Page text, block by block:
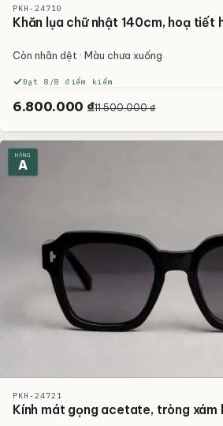
PKH-24710
Khăn lụa chữ nhật 140cm, hoạ tiết
Còn nhãn dệt · Màu chưa xuống
Đạt 8/8 điểm kiểm
6.800.000 ₫11.500.000 ₫
HẠNG
A
PKH-24721
Kính mát gọng acetate, tròng xám